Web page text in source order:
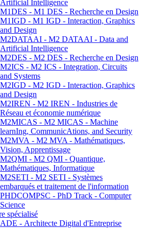
Artificial Intelligence
M1DES - M1 DES - Recherche en Design
M1IGD - M1 IGD - Interaction, Graphics
and Design
M2DATAAI - M2 DATAAI - Data and
Artificial Intelligence
M2DES - M2 DES - Recherche en Design
M2ICS - M2 ICS - Integration, Circuits
and Systems
M2IGD - M2 IGD - Interaction, Graphics
and Design
M2IREN - M2 IREN - Industries de
Réseau et économie numérique
M2MICAS - M2 MICAS - Machine
learnIng, CommunicAtions, and Security
M2MVA - M2 MVA - Mathématiques,
Vision, Apprentissage
M2QMI - M2 QMI - Quantique,
Mathématiques, Informatique
M2SETI - M2 SETI - Systèmes
embarqués et traitement de l'information
PHDCOMPSC - PhD Track - Computer
Science
spécialisé
ADE - Architecte Digital d'Entreprise